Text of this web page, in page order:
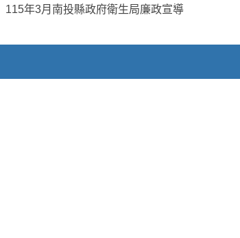
115年3月南投縣政府衛生局廉政宣導